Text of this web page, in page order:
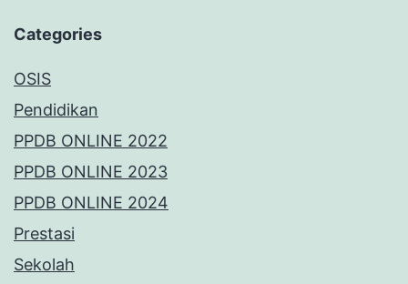
Categories
OSIS
Pendidikan
PPDB ONLINE 2022
PPDB ONLINE 2023
PPDB ONLINE 2024
Prestasi
Sekolah